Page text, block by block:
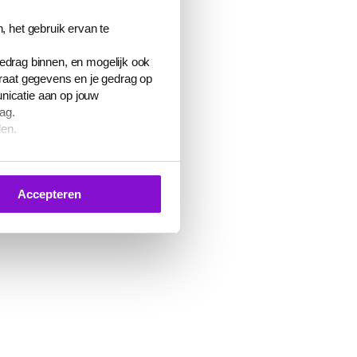
het gebruik ervan te
binnen, en mogelijk ook
gegevens en je gedrag op
aan op jouw
geven voor het
de knop ‘Verander uw cookie
Accepteren